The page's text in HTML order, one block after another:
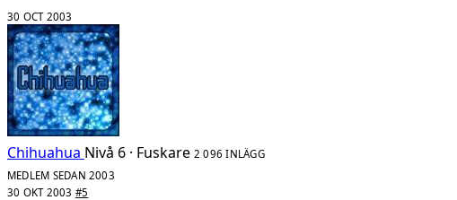
30 OCT 2003
Chihuahua Nivå 6 · Fuskare 2 096 INLÄGG
MEDLEM SEDAN 2003
30 OKT 2003 #5